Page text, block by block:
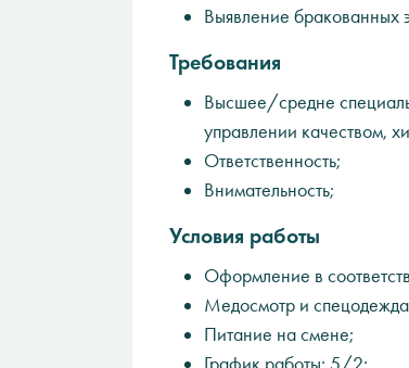
Выявление бракованных
Требования
Высшее/средне
управлении качеством,
Ответственность;
Внимательность;
Условия работы
Оформление в
Медосмотр и спецодежда
Питание на смене;